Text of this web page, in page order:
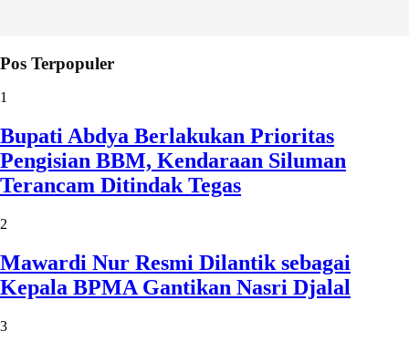
Pos Terpopuler
1
Bupati Abdya Berlakukan Prioritas
Pengisian BBM, Kendaraan Siluman
Terancam Ditindak Tegas
2
Mawardi Nur Resmi Dilantik sebagai
Kepala BPMA Gantikan Nasri Djalal
3